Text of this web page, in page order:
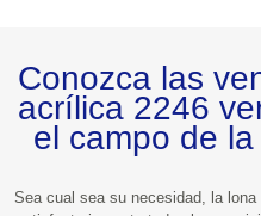
Conozca las
acrílica 2246 verde claro
el campo de
Sea cual sea su necesidad, la lona que le